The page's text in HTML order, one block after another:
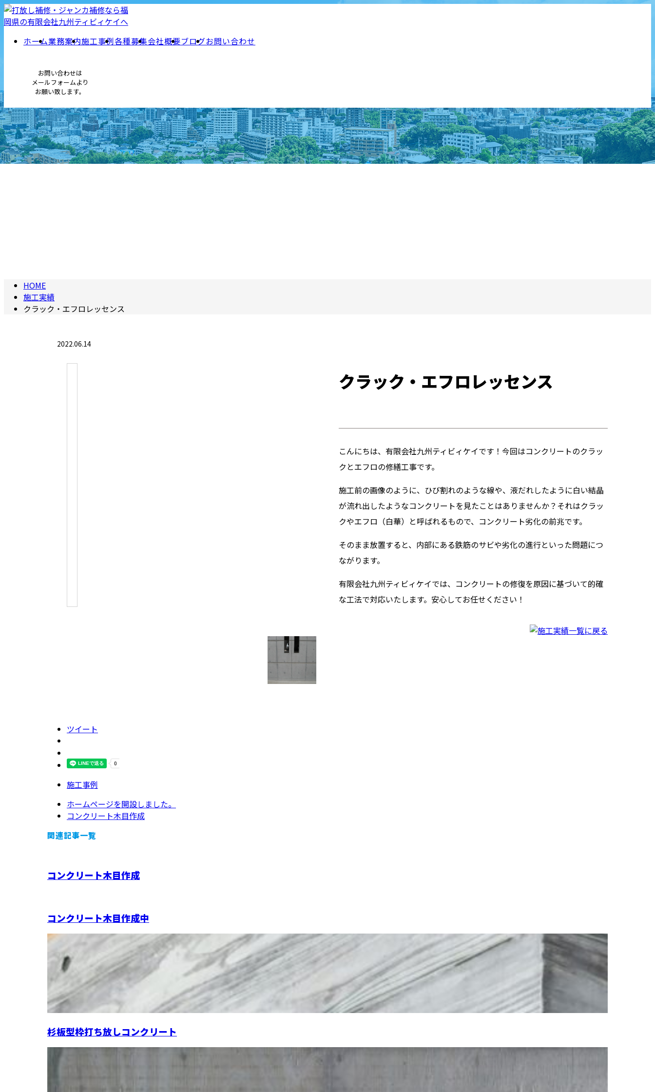
ホーム業務案内施工事例各種募集会社概要ブログお問い合わせ
お問い合わせは
メールフォームより
お願い致します。
メールフォーム
HOME
施工実績
クラック・エフロレッセンス
2022.06.14
クラック・エフロレッセンス
こんにちは、有限会社九州ティビィケイです！今回はコンクリートのクラッ
クとエフロの修繕工事です。
施工前の画像のように、ひび割れのような線や、液だれしたように白い結晶
が流れ出したようなコンクリートを見たことはありませんか？それはクラッ
クやエフロ（白華）と呼ばれるもので、コンクリート劣化の前兆です。
そのまま放置すると、内部にある鉄筋のサビや劣化の進行といった問題につ
ながります。
有限会社九州ティビィケイでは、コンクリートの修復を原因に基づいて的確
な工法で対応いたします。安心してお任せください！
ツイート
施工事例
ホームページを開設しました。
コンクリート木目作成
関連記事一覧
コンクリート木目作成
コンクリート木目作成中
杉板型枠打ち放しコンクリート